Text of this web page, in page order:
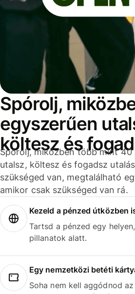
Spórolj,
egyszerűen
költesz és
Spórolj, miközben több mint 40
utalsz, költesz és fogadsz
szükséged van, megtalálható
amikor csak szükséged van rá.
Kezeld a pénzed útközben
Tartsd a pénzed egy
pillanatok alatt.
Egy nemzetközi betéti
Soha nem kell aggódnod